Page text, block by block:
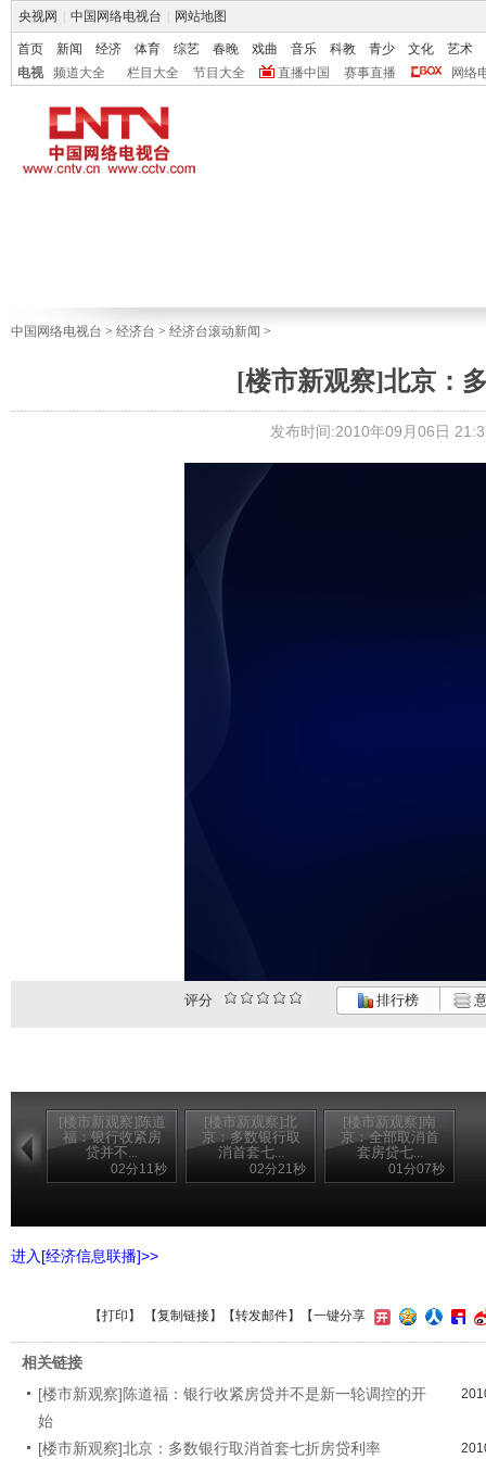
央视网 中国网络电视台 网站地图
首页 新闻 经济 体育 综艺 春晚 戏曲 音乐 科教 青少 文化
艺术
电视
频道大全 栏目大全 节目大全 直播中国 赛事直播 网络
中国网络电视台 > 经济台 > 经济台滚动新闻 >
[楼市新观察]北京：
发布时间:2010年09月06日
评分 排行榜
[楼市新观察]陈道
福：银行收紧房
贷并不...
02分11秒
[楼市新观察]北
京：多数银行取
消首套七...
02分21秒
[楼市新观察]南
京：全部取消首
套房贷七...
01分07秒
进入[经济信息联播]>>
【打印 】 【复制链接】【转发邮件】 【一键分享
相关链接
[楼市新观察]陈道福：银行收紧房贷并不是新一轮调控的开
始
[楼市新观察]北京：多数银行取消首套七折房贷利率